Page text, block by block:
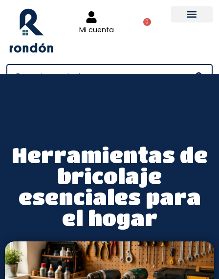
Mi cuenta
0
Herramientas de
bricolaje
esenciales para
el hogar